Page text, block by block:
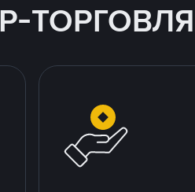
ТОРГОВЛЯ